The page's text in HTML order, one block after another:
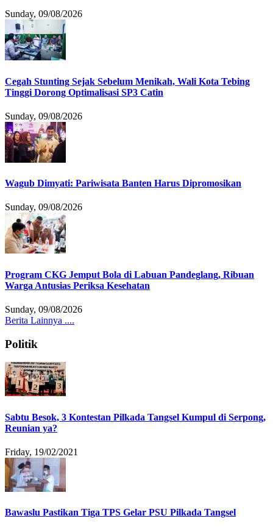
Sunday, 09/08/2026
Cegah Stunting Sejak Sebelum Menikah, Wali Kota Tebing
Tinggi Dorong Optimalisasi SP3 Catin
Sunday, 09/08/2026
Wagub Dimyati: Pariwisata Banten Harus Dipromosikan
Sunday, 09/08/2026
Program CKG Jemput Bola di Labuan Pandeglang, Ribuan
Warga Antusias Periksa Kesehatan
Sunday, 09/08/2026
Berita Lainnya ....
Politik
Sabtu Besok, 3 Kontestan Pilkada Tangsel Kumpul di Serpong,
Reunian ya?
Friday, 19/02/2021
Bawaslu Pastikan Tiga TPS Gelar PSU Pilkada Tangsel